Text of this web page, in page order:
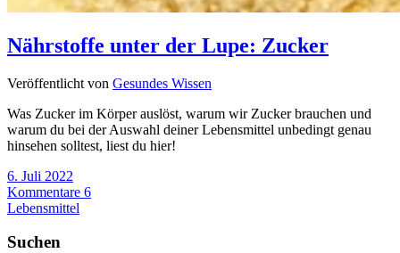
Nährstoffe unter der Lupe: Zucker
Veröffentlicht von Gesundes Wissen
Was Zucker im Körper auslöst, warum wir Zucker brauchen und
warum du bei der Auswahl deiner Lebensmittel unbedingt genau
hinsehen solltest, liest du hier!
6. Juli 2022
Kommentare 6
Lebensmittel
Suchen